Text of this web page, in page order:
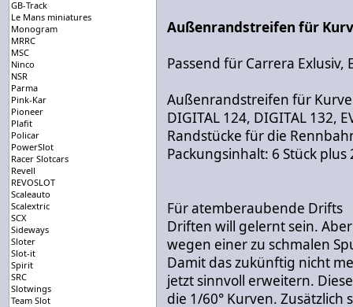
GB-Track
Le Mans miniatures
Monogram
MRRC
MSC
Ninco
NSR
Parma
Pink-Kar
Pioneer
Plafit
Policar
PowerSlot
Racer Slotcars
Revell
REVOSLOT
Scaleauto
Scalextric
SCX
Sideways
Sloter
Slot-it
Spirit
SRC
Slotwings
Team Slot
Außenrandstreifen für
Passend für Carrera
Außenrandstreifen für Kurve
DIGITAL 124, DIGITAL 132,
Randstücke für die
Packungsinhalt: 6 Stück plus
Für atemberaubende Drifts
Driften will gelernt sein.
wegen einer zu schmalen
Damit das zukünftig nicht
jetzt sinnvoll erweitern.
die 1/60° Kurven.